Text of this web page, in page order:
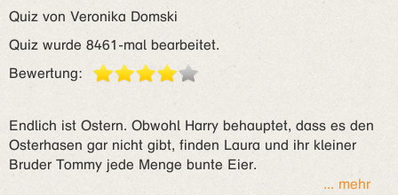
Quiz von Veronika Domski
Quiz wurde 8461-mal bearbeitet.
Bewertung:
Endlich ist Ostern. Obwohl Harry behauptet, dass es den
Osterhasen gar nicht gibt, finden Laura und ihr kleiner
Bruder Tommy jede Menge bunte Eier.
... mehr